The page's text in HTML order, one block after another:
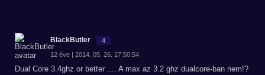
BlackButler 4
12 éve | 2014. 05. 26. 17:50:54
Dual Core 3.4ghz or better .... A max az 3.2 ghz dualcore-ban nem!?